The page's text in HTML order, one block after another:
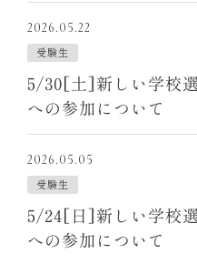
2026.05.22
受験生
5/30[土]新しい学校
への参加について
2026.05.05
受験生
5/24[日]新しい学校
への参加について